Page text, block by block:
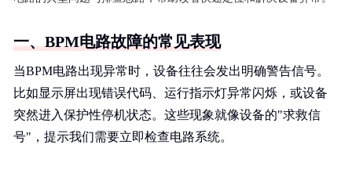
一、BPM电路故障的常见表现
当BPM电路出现异常时，设备往往会发出明确警告信号。
比如显示屏出现错误代码、运行指示灯异常闪烁，或设备
突然进入保护性停机状态。这些现象就像设备的"求救信
号"，提示我们需要立即检查电路系统。